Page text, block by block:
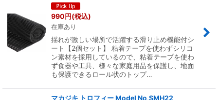
990円(税込)
在庫あり
揺れが激しい場所で活躍する滑り止め機能付シ
ート【2個セット】 粘着テープを使わずシリコ
ン素材を採用しているので、粘着テープを使わ
ず食器や工具、様々な家庭用品を保護し、地面
も保護できるロール状のトップ…
マカジキ トロフィー Model No,SMH22